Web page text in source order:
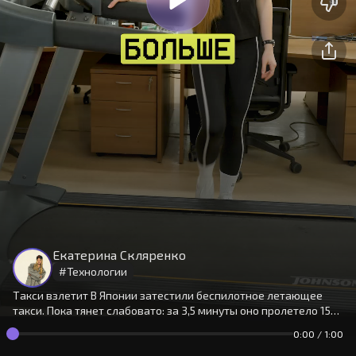
Екатерина Скляренко
#Технологии
Такси взлетит В Японии затестили беспилотное летающее
такси. Пока тянет слабовато: за 3,5 минуты оно пролетело 150
метров. Есть ли плюсы? Катя разобралась.
0:00 / 1:00
Продолжая использовать сайт,
вы принимаетеусловия